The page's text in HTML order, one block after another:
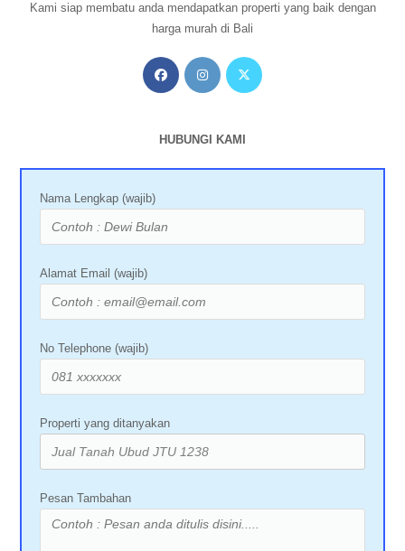
Kami siap membatu anda mendapatkan properti yang baik dengan
harga murah di Bali
HUBUNGI KAMI
Nama Lengkap (wajib)
Alamat Email (wajib)
No Telephone (wajib)
Properti yang ditanyakan
Pesan Tambahan